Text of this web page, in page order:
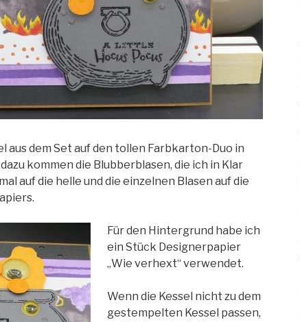
aus dem Set auf den tollen Farbkarton-Duo in
kommen die Blubberblasen, die ich in Klar
auf die helle und die einzelnen Blasen auf die
Für den Hintergrund habe ich
ein Stück Designerpapier
„Wie verhext“ verwendet.
Wenn die Kessel nicht zu dem
gestempelten Kessel passen,